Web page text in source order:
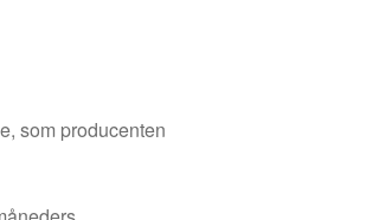
som producenten